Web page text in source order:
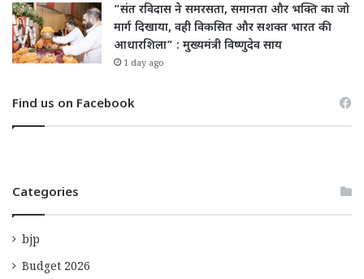
“संत रविदास ने समरसता, समानता और भक्ति का जो
मार्ग दिखाया, वही विकसित और सशक्त भारत की
आधारशिला” : मुख्यमंत्री विष्णुदेव साय
1 day ago
Find us on Facebook
Categories
bjp
Budget 2026